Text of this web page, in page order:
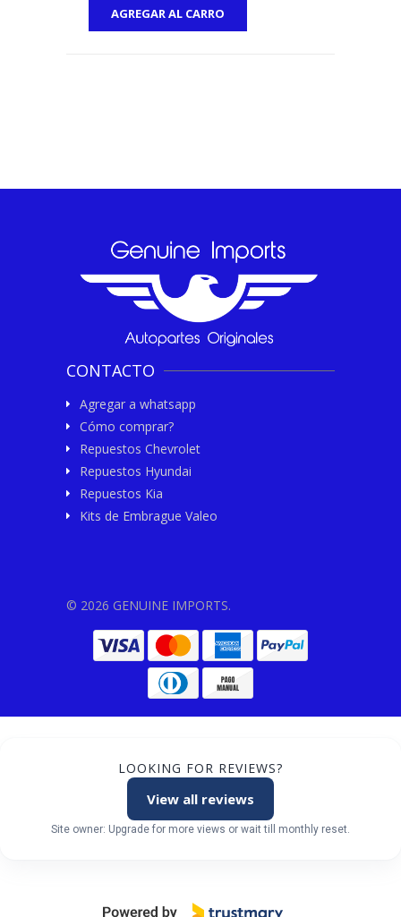
CONTACTO
Agregar a whatsapp
Cómo comprar?
Repuestos Chevrolet
Repuestos Hyundai
Repuestos Kia
Kits de Embrague Valeo
© 2026 GENUINE IMPORTS.
LOOKING FOR REVIEWS?
View all reviews
Site owner: Upgrade for more views or wait till monthly reset.